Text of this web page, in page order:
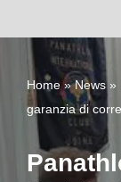
contenuto
Home»News»
garanzia di